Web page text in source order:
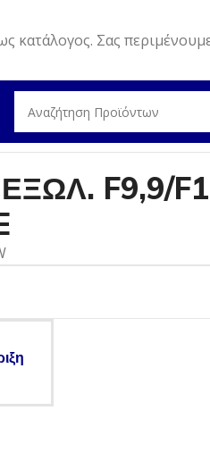
κατάλογος. Σας
F9,9/